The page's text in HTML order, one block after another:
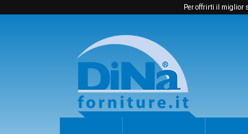
Per offrirti il miglior